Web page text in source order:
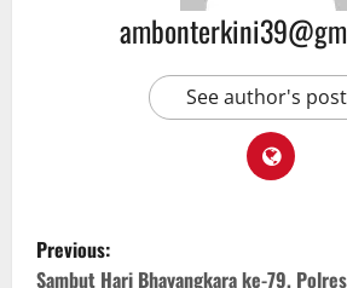
See author's
Previous:
Sambut Hari Bhayangkara ke-79,